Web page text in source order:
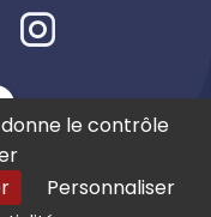
le contrôle
Personnaliser